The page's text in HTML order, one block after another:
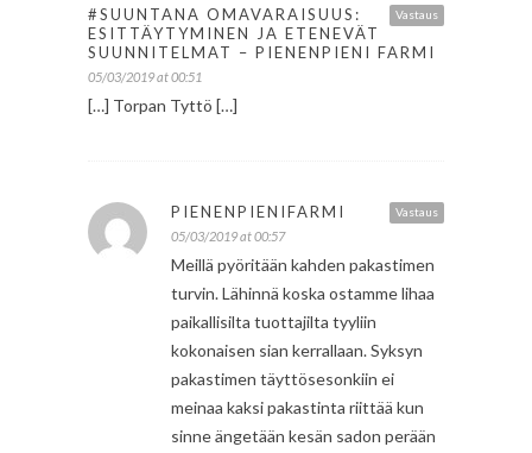
Vastaus
#SUUNTANA OMAVARAISUUS:
ESITTÄYTYMINEN JA ETENEVÄT
SUUNNITELMAT – PIENENPIENI FARMI
05/03/2019 at 00:51
[…] Torpan Tyttö […]
Vastaus
PIENENPIENIFARMI
05/03/2019 at 00:57
Meillä pyöritään kahden pakastimen
turvin. Lähinnä koska ostamme lihaa
paikallisilta tuottajilta tyyliin
kokonaisen sian kerrallaan. Syksyn
pakastimen täyttösesonkiin ei
meinaa kaksi pakastinta riittää kun
sinne ängetään kesän sadon perään